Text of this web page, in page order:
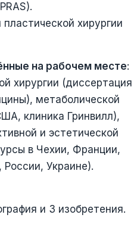
хирургии
на рабочем месте:
хирургии (диссертация
метаболической
клиника Гринвилл),
и эстетической
в Чехии, Франции,
Украине).
и 3 изобретения.